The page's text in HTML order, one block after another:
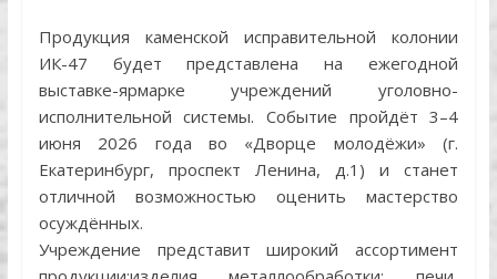
Продукция каменской исправительной колонии
ИК-47 будет представлена на ежегодной
выставке-ярмарке учреждений уголовно-
исполнительной системы. Событие пройдёт 3–4
июня 2026 года во «Дворце молодёжи» (г.
Екатеринбург, проспект Ленина, д.1) и станет
отличной возможностью оценить мастерство
осуждённых.
Учреждение представит широкий ассортимент